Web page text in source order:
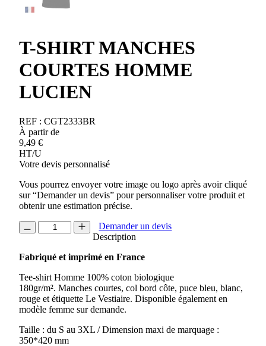
T-SHIRT MANCHES
COURTES HOMME
LUCIEN
REF : CGT2333BR
À partir de
9,49 €
HT/U
Votre devis personnalisé
Vous pourrez envoyer votre image ou logo après avoir cliqué
sur “Demander un devis” pour personnaliser votre produit et
obtenir une estimation précise.
quantité
de
SHIRT
COURTES
HOMME
LUCIEN
Demander un devis
Description
Fabriqué et imprimé en France
Tee-shirt Homme 100% coton biologique
180gr/m². Manches courtes, col bord côte, puce bleu, blanc,
rouge et étiquette Le Vestiaire. Disponible également en
modèle femme sur demande.
Taille : du S au 3XL / Dimension maxi de marquage :
350*420 mm